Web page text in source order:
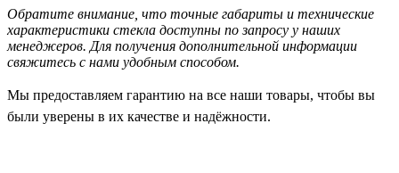
Обратите внимание, что точные габариты и технические
характеристики стекла доступны по запросу у наших
менеджеров. Для получения дополнительной информации
свяжитесь с нами удобным способом.
Мы предоставляем гарантию на все наши товары, чтобы вы
были уверены в их качестве и надёжности.